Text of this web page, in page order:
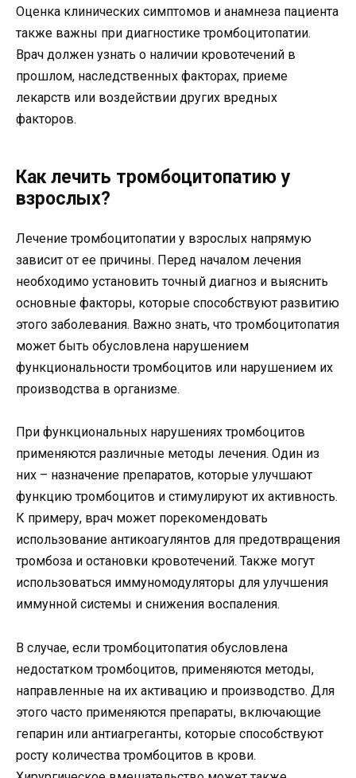
Оценка клинических симптомов и анамнеза пациента
также важны при диагностике тромбоцитопатии.
Врач должен узнать о наличии кровотечений в
прошлом, наследственных факторах, приеме
лекарств или воздействии других вредных
факторов.
Как лечить тромбоцитопатию у
взрослых?
Лечение тромбоцитопатии у взрослых напрямую
зависит от ее причины. Перед началом лечения
необходимо установить точный диагноз и выяснить
основные факторы, которые способствуют развитию
этого заболевания. Важно знать, что тромбоцитопатия
может быть обусловлена нарушением
функциональности тромбоцитов или нарушением их
производства в организме.
При функциональных нарушениях тромбоцитов
применяются различные методы лечения. Один из
них – назначение препаратов, которые улучшают
функцию тромбоцитов и стимулируют их активность.
К примеру, врач может порекомендовать
использование антикоагулянтов для предотвращения
тромбоза и остановки кровотечений. Также могут
использоваться иммуномодуляторы для улучшения
иммунной системы и снижения воспаления.
В случае, если тромбоцитопатия обусловлена
недостатком тромбоцитов, применяются методы,
направленные на их активацию и производство. Для
этого часто применяются препараты, включающие
гепарин или антиагреганты, которые способствуют
росту количества тромбоцитов в крови.